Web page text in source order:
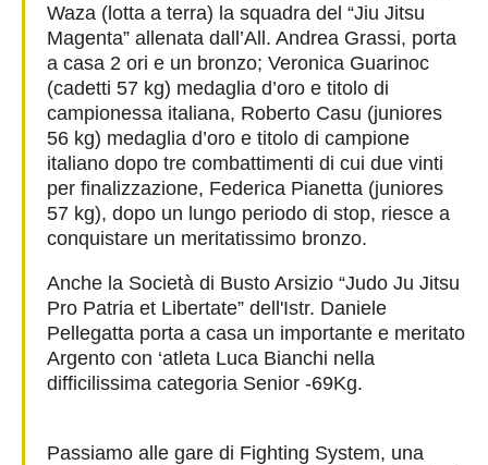
Waza (lotta a terra) la squadra del “Jiu Jitsu
Magenta” allenata dall’All. Andrea Grassi, porta
a casa 2 ori e un bronzo; Veronica Guarinoc
(cadetti 57 kg) medaglia d’oro e titolo di
campionessa italiana, Roberto Casu (juniores
56 kg) medaglia d’oro e titolo di campione
italiano dopo tre combattimenti di cui due vinti
per finalizzazione, Federica Pianetta (juniores
57 kg), dopo un lungo periodo di stop, riesce a
conquistare un meritatissimo bronzo.
Anche la Società di Busto Arsizio “Judo Ju Jitsu
Pro Patria et Libertate” dell'Istr. Daniele
Pellegatta porta a casa un importante e meritato
Argento con ‘atleta Luca Bianchi nella
difficilissima categoria Senior -69Kg.
Passiamo alle gare di Fighting System, una